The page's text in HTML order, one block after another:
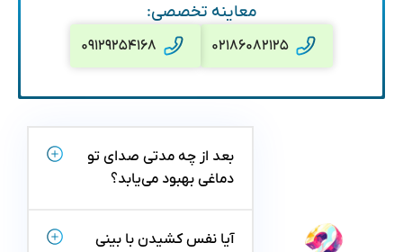
معاینه تخصصی:
۰۲۱۸۶۰۸۲۱۲۵ ۰۹۱۲۹۲۵۴۱۶۸
بعد از چه مدتی صدای تو
دماغی بهبود می‌یابد؟
آیا نفس کشیدن با بینی